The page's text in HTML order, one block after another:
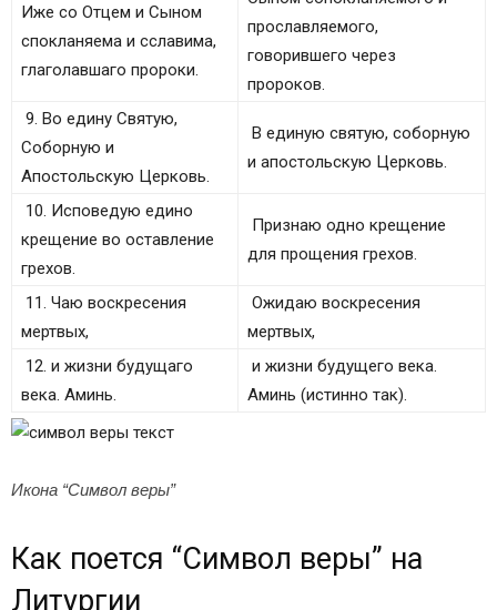
Иже со Отцем и Сыном
спокланяема и сславима,
глаголавшаго пророки.
прославляемого,
говорившего через
пророков.
9. Во едину Святую,
Соборную и
Апостольскую Церковь.
В единую святую, соборную
и апостольскую Церковь.
10. Исповедую едино
крещение во оставление
грехов.
Признаю одно крещение
для прощения грехов.
11. Чаю воскресения
мертвых,
Ожидаю воскресения
мертвых,
12. и жизни будущаго
века. Аминь.
и жизни будущего века.
Аминь (истинно так).
Икона “Символ веры”
Как поется “Символ веры” на
Литургии